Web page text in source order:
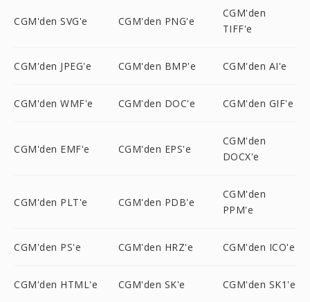
CGM'den SVG'e CGM'den PNG'e
CGM'den
TIFF'e
CGM'den JPEG'e CGM'den BMP'e CGM'den AI'e
CGM'den WMF'e CGM'den DOC'e CGM'den GIF'e
CGM'den EMF'e CGM'den EPS'e
CGM'den
DOCX'e
CGM'den PLT'e CGM'den PDB'e
CGM'den
PPM'e
CGM'den PS'e CGM'den HRZ'e CGM'den ICO'e
CGM'den HTML'e CGM'den SK'e CGM'den SK1'e